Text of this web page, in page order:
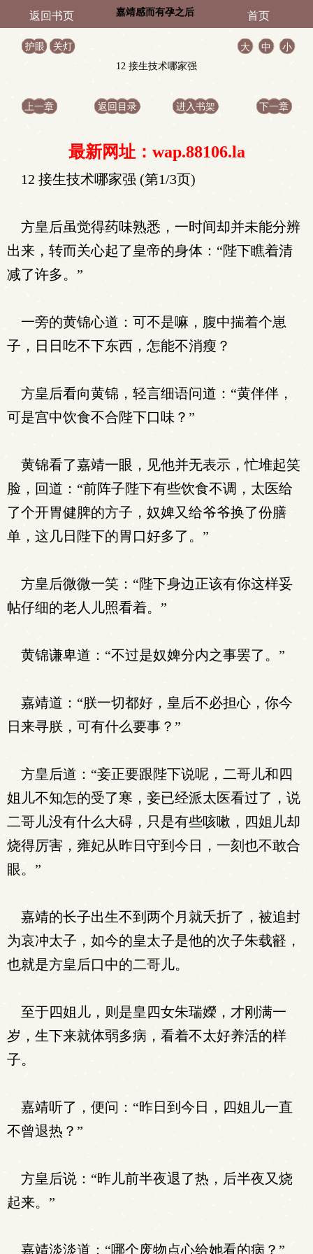
返回书页 嘉靖感而有孕之后 首页
护眼 关灯 大 中
小
12 接生技术哪家强
上一章 返回目录 进入书架 下一章
最新网址：wap.88106.la
12 接生技术哪家强 (第1/3页)
方皇后虽觉得药味熟悉，一时间却并未能分辨
出来，转而关心起了皇帝的身体：“陛下瞧着清
减了许多。”
一旁的黄锦心道：可不是嘛，腹中揣着个崽
子，日日吃不下东西，怎能不消瘦？
方皇后看向黄锦，轻言细语问道：“黄伴伴，
可是宫中饮食不合陛下口味？”
黄锦看了嘉靖一眼，见他并无表示，忙堆起笑
脸，回道：“前阵子陛下有些饮食不调，太医给
了个开胃健脾的方子，奴婢又给爷爷换了份膳
单，这几日陛下的胃口好多了。”
方皇后微微一笑：“陛下身边正该有你这样妥
帖仔细的老人儿照看着。”
黄锦谦卑道：“不过是奴婢分内之事罢了。”
嘉靖道：“朕一切都好，皇后不必担心，你今
日来寻朕，可有什么要事？”
方皇后道：“妾正要跟陛下说呢，二哥儿和四
姐儿不知怎的受了寒，妾已经派太医看过了，说
二哥儿没有什么大碍，只是有些咳嗽，四姐儿却
烧得厉害，雍妃从昨日守到今日，一刻也不敢合
眼。”
嘉靖的长子出生不到两个月就夭折了，被追封
为哀冲太子，如今的皇太子是他的次子朱载壡，
也就是方皇后口中的二哥儿。
至于四姐儿，则是皇四女朱瑞嬫，才刚满一
岁，生下来就体弱多病，看着不太好养活的样
子。
嘉靖听了，便问：“昨日到今日，四姐儿一直
不曾退热？”
方皇后说：“昨儿前半夜退了热，后半夜又烧
起来。”
嘉靖淡淡道：“哪个废物点心给她看的病？”